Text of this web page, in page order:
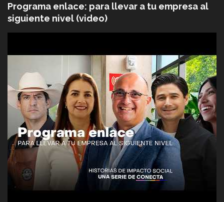
Programa enlace: para llevar a tu empresa al
siguiente nivel (video)